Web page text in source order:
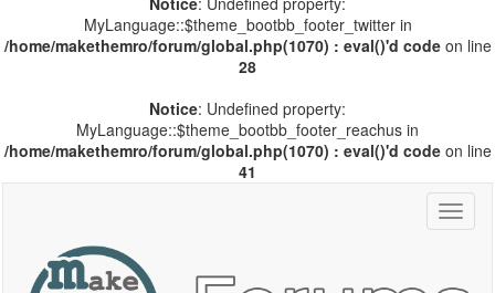
MyLanguage::$theme_bootbb_footer_twitter in
/home/makethemro/forum/global.php(1070) : eval()'d codeon line
28
Notice: Undefined property:
MyLanguage::$theme_bootbb_footer_reachus in
/home/makethemro/forum/global.php(1070) : eval()'d codeon line
41